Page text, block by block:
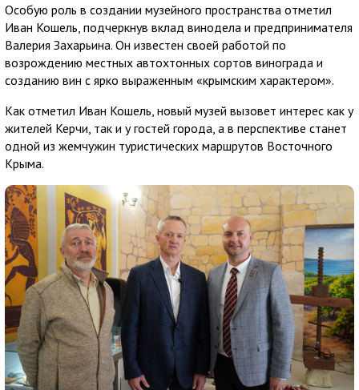
Особую роль в создании музейного пространства отметил
Иван Кошель, подчеркнув вклад винодела и предпринимателя
Валерия Захарьина. Он известен своей работой по
возрождению местных автохтонных сортов винограда и
созданию вин с ярко выраженным «крымским характером».
Как отметил Иван Кошель, новый музей вызовет интерес как у
жителей Керчи, так и у гостей города, а в перспективе станет
одной из жемчужин туристических маршрутов Восточного
Крыма.